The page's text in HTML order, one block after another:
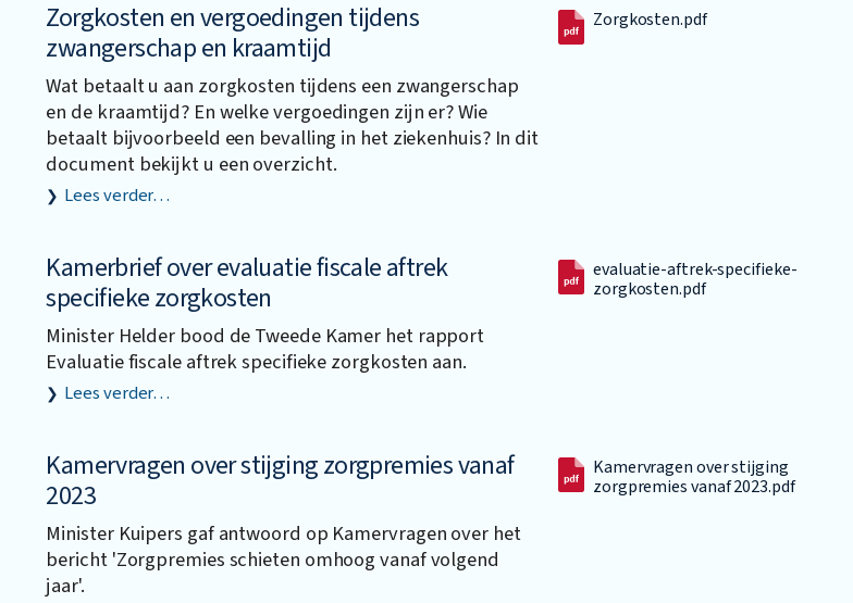
Zorgkosten en vergoedingen tijdens
zwangerschap en kraamtijd
Wat betaalt u aan zorgkosten tijdens een zwangerschap
en de kraamtijd? En welke vergoedingen zijn er? Wie
betaalt bijvoorbeeld een bevalling in het ziekenhuis? In dit
document bekijkt u een overzicht.
Lees verder…
Zorgkosten.pdf
Kamerbrief over evaluatie fiscale aftrek
specifieke zorgkosten
Minister Helder bood de Tweede Kamer het rapport
Evaluatie fiscale aftrek specifieke zorgkosten aan.
Lees verder…
evaluatie-aftrek-specifieke-
zorgkosten.pdf
Kamervragen over stijging zorgpremies vanaf
2023
Minister Kuipers gaf antwoord op Kamervragen over het
bericht 'Zorgpremies schieten omhoog vanaf volgend
jaar'.
Kamervragen over stijging
zorgpremies vanaf 2023.pdf